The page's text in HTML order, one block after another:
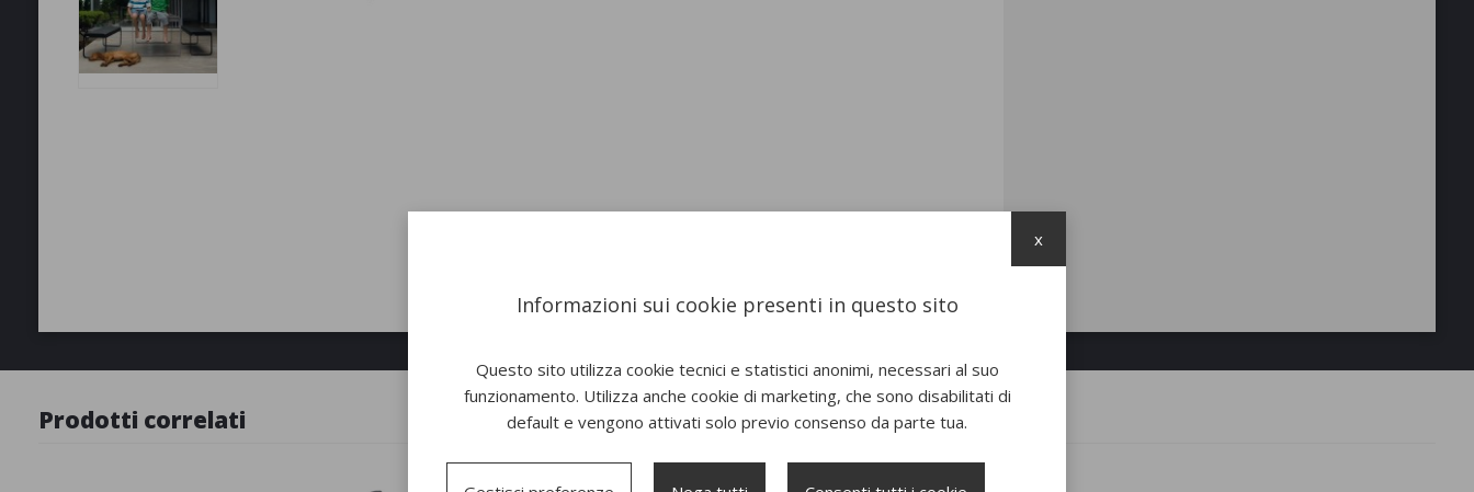
Prodotti correlati
Informazioni sui cookie presenti in questo sito
Questo sito utilizza cookie tecnici e statistici anonimi, necessari al suo
funzionamento. Utilizza anche cookie di marketing, che sono disabilitati di
default e vengono attivati solo previo consenso da parte tua.
x